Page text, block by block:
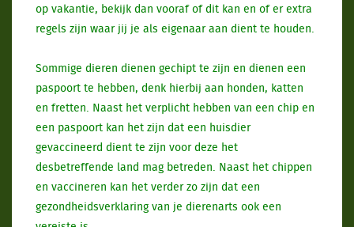
op vakantie, bekijk dan vooraf of dit kan en of er extra
regels zijn waar jij je als eigenaar aan dient te houden.
Sommige dieren dienen gechipt te zijn en dienen een
paspoort te hebben, denk hierbij aan honden, katten
en fretten. Naast het verplicht hebben van een chip en
een paspoort kan het zijn dat een huisdier
gevaccineerd dient te zijn voor deze het
desbetreffende land mag betreden. Naast het chippen
en vaccineren kan het verder zo zijn dat een
gezondheidsverklaring van je dierenarts ook een